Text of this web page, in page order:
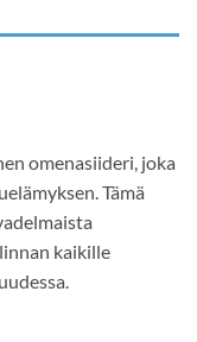
omenasiideri, joka
Tämä
kaikille